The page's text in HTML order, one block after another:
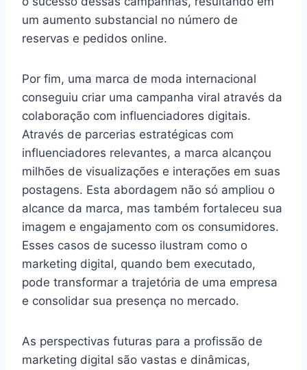
um aumento substancial no número de
reservas e pedidos online.
Por fim, uma marca de moda internacional
conseguiu criar uma campanha viral através da
colaboração com influenciadores digitais.
Através de parcerias estratégicas com
influenciadores relevantes, a marca alcançou
milhões de visualizações e interações em suas
postagens. Esta abordagem não só ampliou o
alcance da marca, mas também fortaleceu sua
imagem e engajamento com os consumidores.
Esses casos de sucesso ilustram como o
marketing digital, quando bem executado,
pode transformar a trajetória de uma empresa
e consolidar sua presença no mercado.
As perspectivas futuras para a profissão de
marketing digital são vastas e dinâmicas,